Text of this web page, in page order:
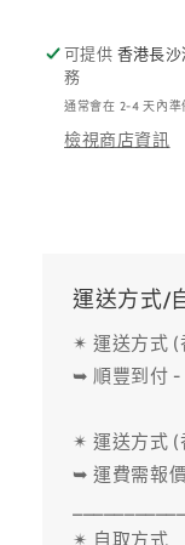
可提供 香港長
務
通常會在 2-4 天內準
檢視商店資訊
運送方式/
✴ 運送方式 (
➥ 順豐到付 -
✴ 運送方式 (
➥ 運費需報價
✴ 自取方式